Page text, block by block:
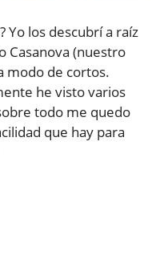
Yo los descubrí a raíz
Casanova (nuestro
modo de cortos.
he visto varios
todo me quedo
que hay para